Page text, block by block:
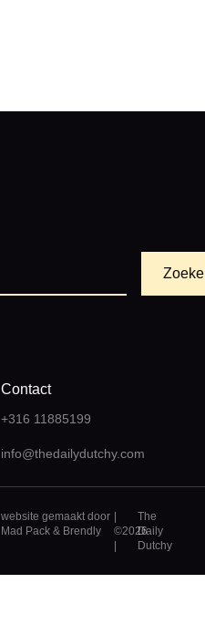
Contact
+316 11885199
info@thedailydutchy.com
website gemaakt door
Mad Pack & Brendly
|
©2026
|
The
Daily
Dutchy